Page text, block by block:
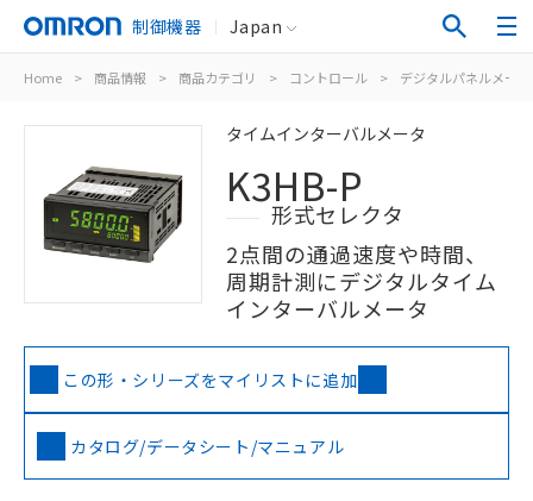
制御機器 Japan
Home > 商品情報 > 商品カテゴリ > コントロール > デジタルパネルメータ
タイムインターバルメータ
K3HB-P
形式セレクタ
2点間の通過速度や時間、
周期計測にデジタルタイム
インターバルメータ
この形・シリーズをマイリストに追加
カタログ/データシート/マニュアル